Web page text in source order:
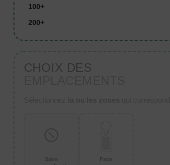
100+
200+
CHOIX DES
Sans
Face